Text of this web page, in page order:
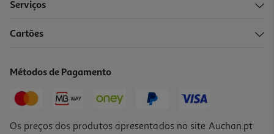
Serviços
Cartões
Métodos de Pagamento
Os preços dos produtos apresentados no site Auchan.pt